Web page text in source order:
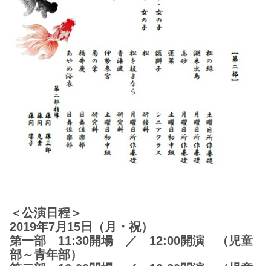
＜公演日程＞
2019年7月15日（月・祝）
第一部 11:30開場 ／ 12:00開演 （児童
部～青年部）